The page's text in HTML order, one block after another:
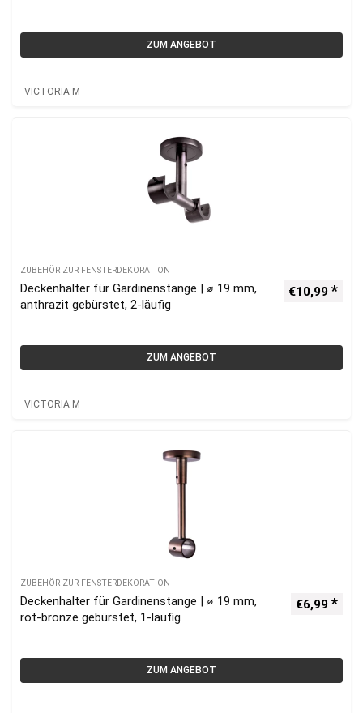
ZUM ANGEBOT
VICTORIA M
ZUBEHÖR ZUR FENSTERDEKORATION
Deckenhalter für Gardinenstange | ⌀ 19 mm,
anthrazit gebürstet, 2-läufig
€10,99
ZUM ANGEBOT
VICTORIA M
ZUBEHÖR ZUR FENSTERDEKORATION
Deckenhalter für Gardinenstange | ⌀ 19 mm,
rot-bronze gebürstet, 1-läufig
€6,99
ZUM ANGEBOT